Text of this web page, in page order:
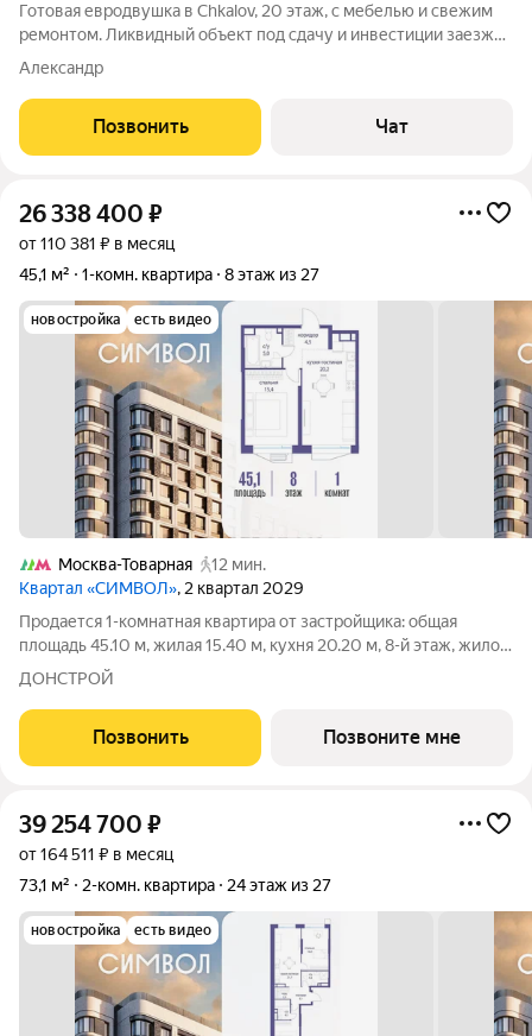
Готовая евродвушка в Chkalov, 20 этаж, с мебелью и свежим
ремонтом. Ликвидный объект под сдачу и инвестиции заезжай
или сдавай хоть завтра. 29,9 млн, дешевле готовых в доме.
Метро 2 минуты. Поможем настроить поток арендаторов.
Предлагаю стильный и
Александр
Позвонить Чат
26 338 400 ₽
от 110 381 ₽ в месяц
45,1 м²
1-комн. квартира 8 этаж из 27
новостройка есть видео
Москва-Товарная
12 мин.
Квартал «СИМВОЛ», 2 квартал 2029
Продается 1-комнатная квартира от застройщика: общая
площадь 45.10 м, жилая 15.40 м, кухня 20.20 м, 8-й этаж, жилой
квартал «Гордость», корпус 36 (секция 4). Срок сдачи: 2
квартал 2029 года. Позвоните сейчас и забронируйте
квартиру! Квартал
ДОНСТРОЙ
Позвонить Позвоните мне
39 254 700 ₽
от 164 511 ₽ в месяц
73,1 м²
2-комн. квартира 24 этаж из 27
новостройка есть видео